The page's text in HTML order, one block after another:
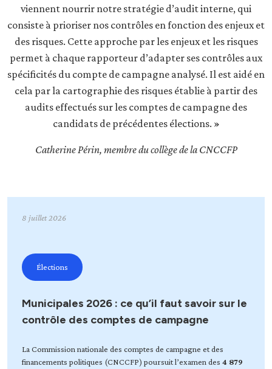
viennent nourrir notre stratégie d’audit interne, qui
consiste à prioriser nos contrôles en fonction des enjeux et
des risques. Cette approche par les enjeux et les risques
permet à chaque rapporteur d’adapter ses contrôles aux
spécificités du compte de campagne analysé. Il est aidé en
cela par la cartographie des risques établie à partir des
audits effectués sur les comptes de campagne des
candidats de précédentes élections. »
Catherine Périn, membre du collège de la CNCCFP
8 juillet 2026
Élections
Municipales 2026 : ce qu’il faut savoir sur le
contrôle des comptes de campagne
La Commission nationale des comptes de campagne et des
financements politiques (CNCCFP) poursuit l’examen des 4 879